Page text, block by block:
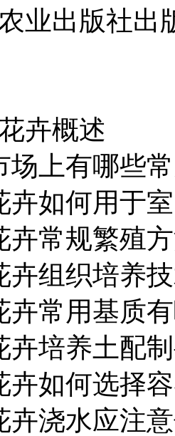
业出版社出
卉概述
场上有哪些
卉如何用于
卉常规繁殖
卉组织培养
卉常用基质
卉培养土配
卉如何选择
卉浇水应注